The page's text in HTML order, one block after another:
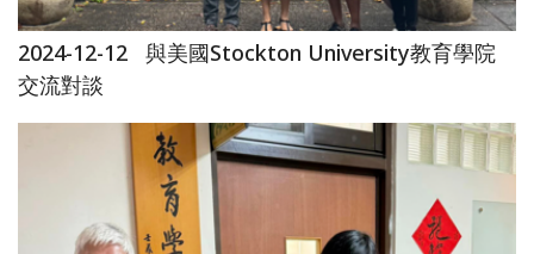
2024-12-12
與美國Stockton University教育學院
交流對談